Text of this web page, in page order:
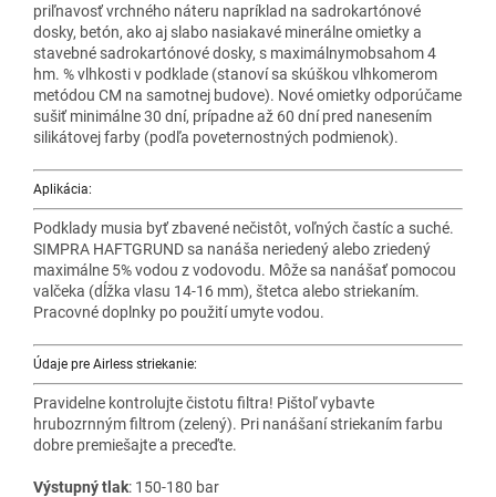
priľnavosť vrchného náteru napríklad na sadrokartónové
dosky, betón, ako aj slabo nasiakavé minerálne omietky a
stavebné sadrokartónové dosky, s maximálnymobsahom 4
hm. % vlhkosti v podklade (stanoví sa skúškou vlhkomerom
metódou CM na samotnej budove). Nové omietky odporúčame
sušiť minimálne 30 dní, prípadne až 60 dní pred nanesením
silikátovej farby (podľa poveternostných podmienok).
Aplikácia:
Podklady musia byť zbavené nečistôt, voľných častíc a suché.
SIMPRA HAFTGRUND sa nanáša neriedený alebo zriedený
maximálne 5% vodou z vodovodu. Môže sa nanášať pomocou
valčeka (dĺžka vlasu 14-16 mm), štetca alebo striekaním.
Pracovné doplnky po použití umyte vodou.
Údaje pre Airless striekanie:
Pravidelne kontrolujte čistotu filtra! Pištoľ vybavte
hrubozrnným filtrom (zelený). Pri nanášaní striekaním farbu
dobre premiešajte a preceďte.
Výstupný tlak: 150-180 bar